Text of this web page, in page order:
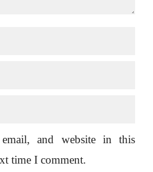
and website in this
time I comment.